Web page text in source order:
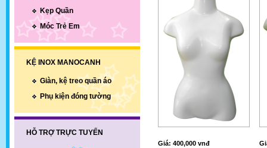
Kẹp Quần
Móc Trẻ Em
KỆ INOX MANOCANH
Giàn, kệ treo quần áo
Phụ kiện đóng tường
HỖ TRỢ TRỰC TUYẾN
Giá: 400,000 vnđ